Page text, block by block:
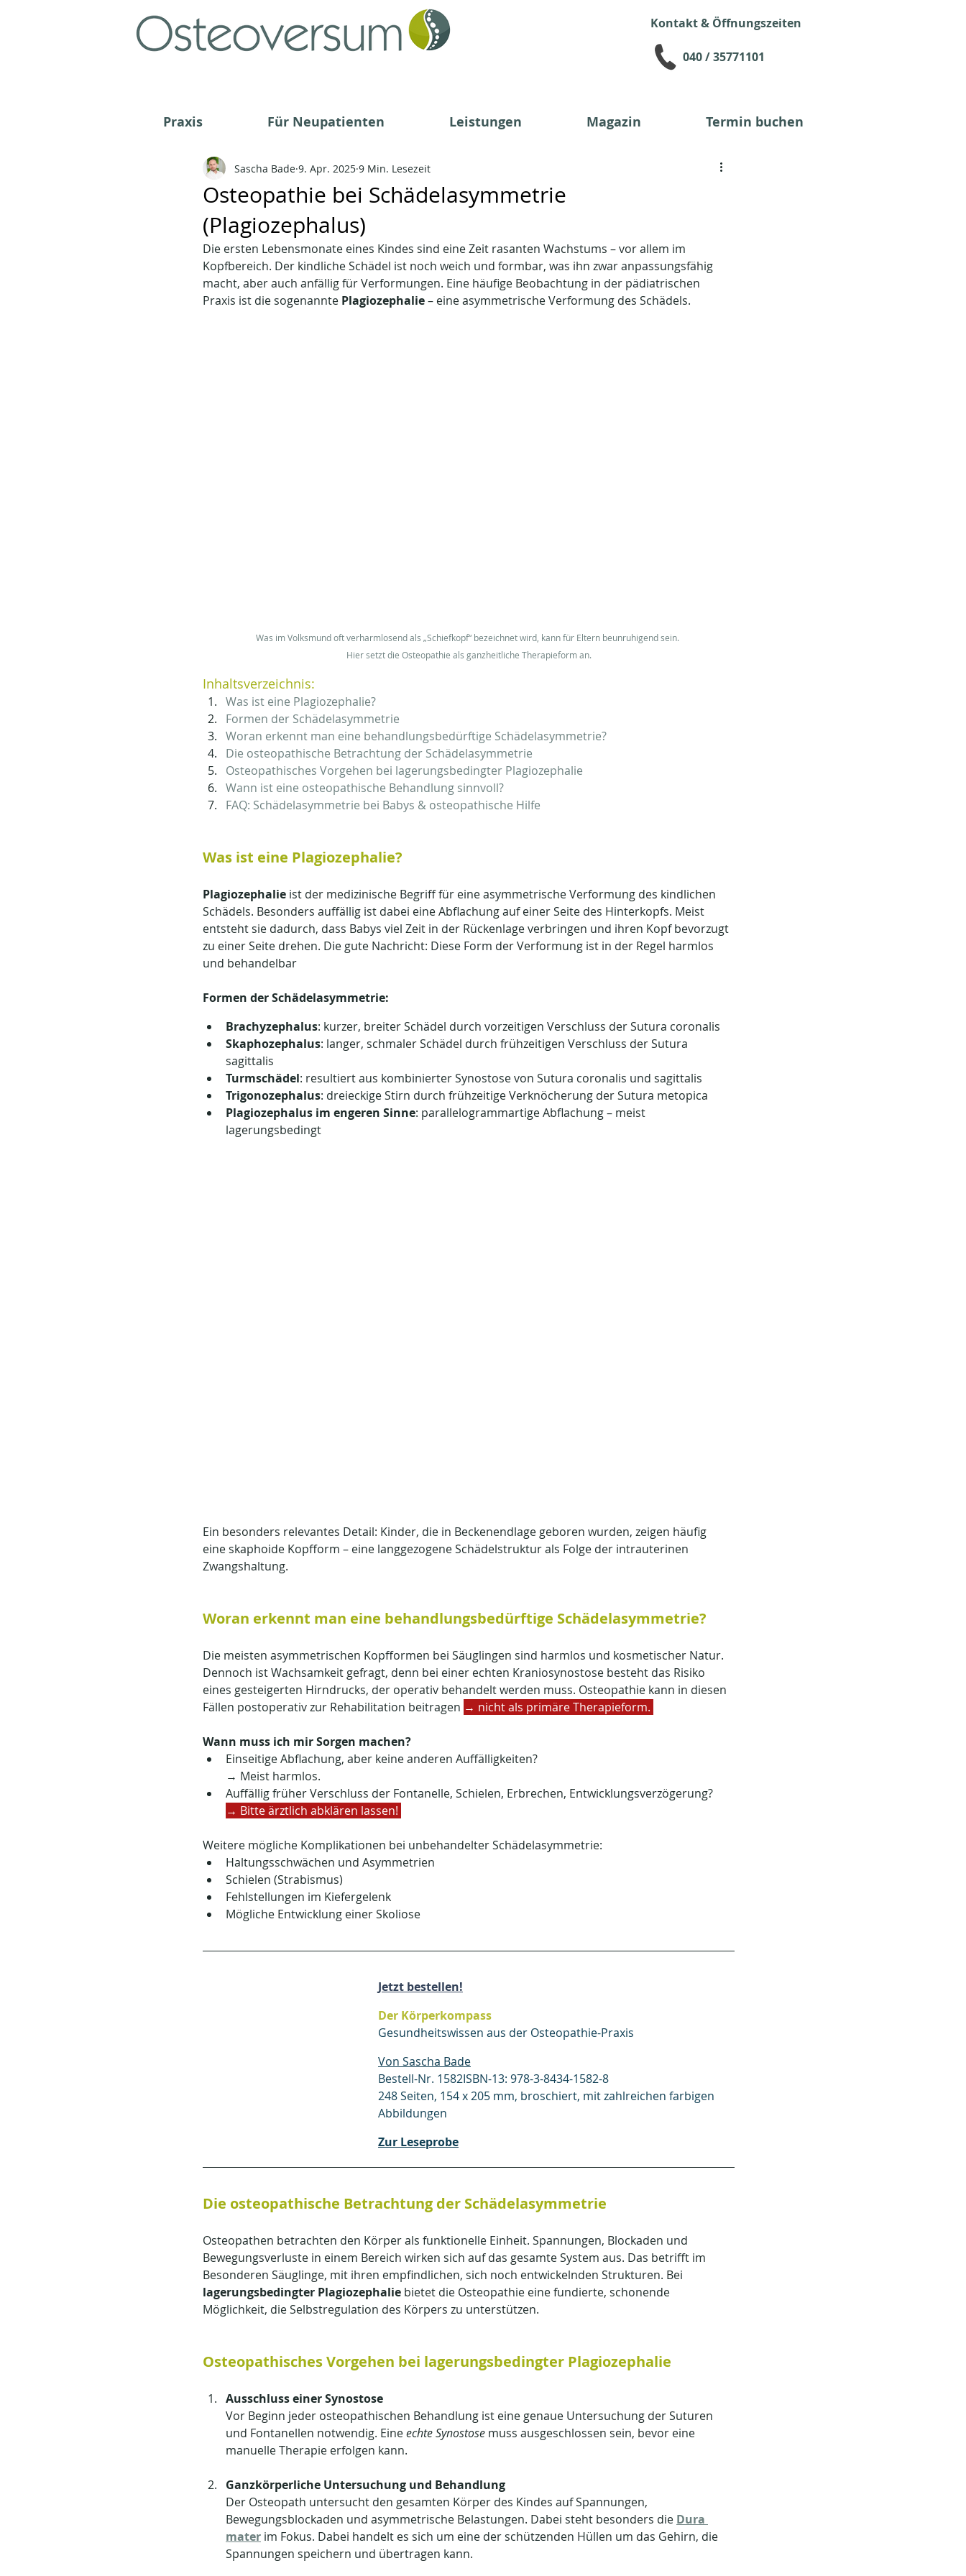
Kontakt & Öffnungszeiten
040 / 35771101
Praxis Für Neupatienten Leistungen Magazin Termin buchen
Osteopathie bei Schädelasymmetrie
(Plagiozephalus)
Sascha Bade 9. Apr. 2025 9 Min. Lesezeit
Die ersten Lebensmonate eines Kindes sind eine Zeit rasanten Wachstums – vor allem im
Kopfbereich. Der kindliche Schädel ist noch weich und formbar, was ihn zwar anpassungsfähig
macht, aber auch anfällig für Verformungen. Eine häufige Beobachtung in der pädiatrischen
Praxis ist die sogenannte Plagiozephalie – eine asymmetrische Verformung des Schädels.
Was im Volksmund oft verharmlosend als „Schiefkopf“ bezeichnet wird, kann für Eltern beunruhigend sein.
Hier setzt die Osteopathie als ganzheitliche Therapieform an.
Inhaltsverzeichnis:
Was ist eine Plagiozephalie?
Formen der Schädelasymmetrie
Woran erkennt man eine behandlungsbedürftige Schädelasymmetrie?
Die osteopathische Betrachtung der Schädelasymmetrie
Osteopathisches Vorgehen bei lagerungsbedingter Plagiozephalie
Wann ist eine osteopathische Behandlung sinnvoll?
FAQ: Schädelasymmetrie bei Babys & osteopathische Hilfe
Was ist eine Plagiozephalie?
Plagiozephalie ist der medizinische Begriff für eine asymmetrische Verformung des kindlichen
Schädels. Besonders auffällig ist dabei eine Abflachung auf einer Seite des Hinterkopfs. Meist
entsteht sie dadurch, dass Babys viel Zeit in der Rückenlage verbringen und ihren Kopf bevorzugt
zu einer Seite drehen. Die gute Nachricht: Diese Form der Verformung ist in der Regel harmlos
und behandelbar
Formen der Schädelasymmetrie:
Brachyzephalus: kurzer, breiter Schädel durch vorzeitigen Verschluss der Sutura coronalis
Skaphozephalus: langer, schmaler Schädel durch frühzeitigen Verschluss der Sutura
sagittalis
Turmschädel: resultiert aus kombinierter Synostose von Sutura coronalis und sagittalis
Trigonozephalus: dreieckige Stirn durch frühzeitige Verknöcherung der Sutura metopica
Plagiozephalus im engeren Sinne: parallelogrammartige Abflachung – meist
lagerungsbedingt
Ein besonders relevantes Detail: Kinder, die in Beckenendlage geboren wurden, zeigen häufig
eine skaphoide Kopfform – eine langgezogene Schädelstruktur als Folge der intrauterinen
Zwangshaltung.
Woran erkennt man eine behandlungsbedürftige Schädelasymmetrie?
Die meisten asymmetrischen Kopfformen bei Säuglingen sind harmlos und kosmetischer Natur.
Dennoch ist Wachsamkeit gefragt, denn bei einer echten Kraniosynostose besteht das Risiko
eines gesteigerten Hirndrucks, der operativ behandelt werden muss. Osteopathie kann in diesen
Fällen postoperativ zur Rehabilitation beitragen → nicht als primäre Therapieform.
Wann muss ich mir Sorgen machen?
Einseitige Abflachung, aber keine anderen Auffälligkeiten?
→ Meist harmlos.
Auffällig früher Verschluss der Fontanelle, Schielen, Erbrechen, Entwicklungsverzögerung?
→ Bitte ärztlich abklären lassen!
Weitere mögliche Komplikationen bei unbehandelter Schädelasymmetrie:
Haltungsschwächen und Asymmetrien
Schielen (Strabismus)
Fehlstellungen im Kiefergelenk
Mögliche Entwicklung einer Skoliose
Jetzt bestellen!
Der Körperkompass
Gesundheitswissen aus der Osteopathie-Praxis
Von Sascha Bade
Bestell-Nr. 1582ISBN-13: 978-3-8434-1582-8
248 Seiten, 154 x 205 mm, broschiert, mit zahlreichen farbigen
Abbildungen
Zur Leseprobe
Die osteopathische Betrachtung der Schädelasymmetrie
Osteopathen betrachten den Körper als funktionelle Einheit. Spannungen, Blockaden und
Bewegungsverluste in einem Bereich wirken sich auf das gesamte System aus. Das betrifft im
Besonderen Säuglinge, mit ihren empfindlichen, sich noch entwickelnden Strukturen. Bei
lagerungsbedingter Plagiozephalie bietet die Osteopathie eine fundierte, schonende
Möglichkeit, die Selbstregulation des Körpers zu unterstützen.
Osteopathisches Vorgehen bei lagerungsbedingter Plagiozephalie
Ausschluss einer Synostose
Vor Beginn jeder osteopathischen Behandlung ist eine genaue Untersuchung der Suturen
und Fontanellen notwendig. Eine echte Synostose muss ausgeschlossen sein, bevor eine
manuelle Therapie erfolgen kann.
Ganzkörperliche Untersuchung und Behandlung
Der Osteopath untersucht den gesamten Körper des Kindes auf Spannungen,
Bewegungsblockaden und asymmetrische Belastungen. Dabei steht besonders die Dura
mater im Fokus. Dabei handelt es sich um eine der schützenden Hüllen um das Gehirn, die
Spannungen speichern und übertragen kann.